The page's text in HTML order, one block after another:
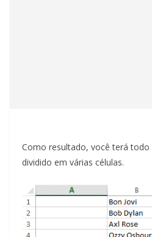
Como resultado, você terá
dividido em várias células.